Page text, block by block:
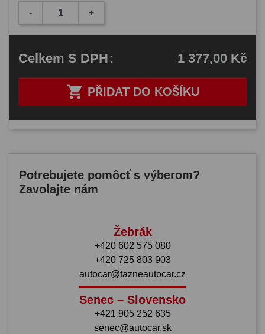
- +
 PŘIDAT DO KOŠÍKU
Celkem S DPH: 1 377,00 Kč
Potrebujete pomôcť s výberom?
Zavolajte nám
Žebrák
+420 602 575 080
+420 725 803 903
autocar@tazneautocar.cz
Senec – Slovensko
+421 905 252 635
senec@autocar.sk